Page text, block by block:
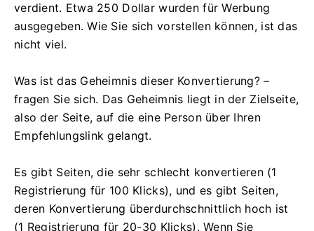
verdient. Etwa 250 Dollar wurden für Werbung
ausgegeben. Wie Sie sich vorstellen können, ist das
nicht viel.
Was ist das Geheimnis dieser Konvertierung? –
fragen Sie sich. Das Geheimnis liegt in der Zielseite,
also der Seite, auf die eine Person über Ihren
Empfehlungslink gelangt.
Es gibt Seiten, die sehr schlecht konvertieren (1
Registrierung für 100 Klicks), und es gibt Seiten,
deren Konvertierung überdurchschnittlich hoch ist
(1 Registrierung für 20-30 Klicks). Wenn Sie